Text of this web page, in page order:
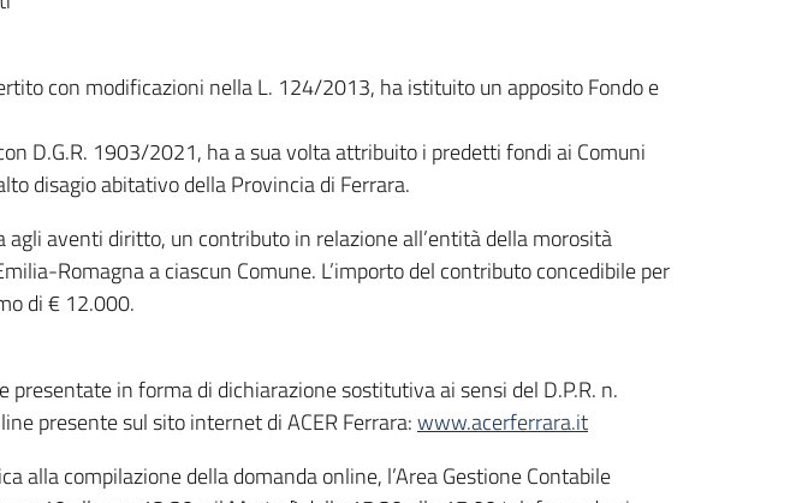
con modificazioni nella L. 124/2013, ha istituito un apposito Fondo e
D.G.R. 1903/2021, ha a sua volta attribuito i predetti fondi ai Comuni
disagio abitativo della Provincia di Ferrara.
aventi diritto, un contributo in relazione all’entità della morosità
Romagna a ciascun Comune. L’importo del contributo concedibile per
di € 12.000.
in forma di dichiarazione sostitutiva ai sensi del D.P.R. n.
presente sul sito internet di ACER Ferrara:www.acerferrara.it
compilazione della domanda online, l’Area Gestione Contabile